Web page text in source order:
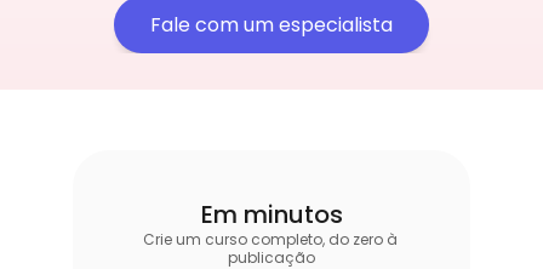
Fale com um especialista
Em minutos
Crie um curso completo, do zero à
publicação